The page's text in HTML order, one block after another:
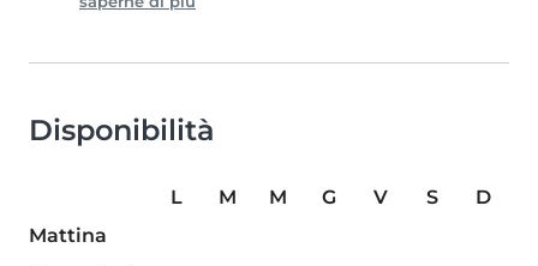
Disponibilità
L M M G V S
D
Mattina